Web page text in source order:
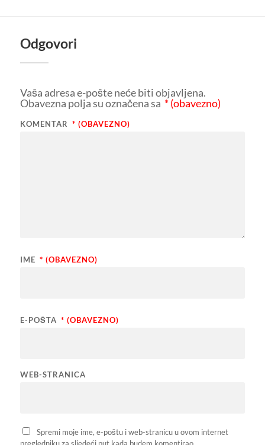
Odgovori
Vaša adresa e-pošte neće biti objavljena.
Obavezna polja su označena sa * (obavezno)
KOMENTAR * (OBAVEZNO)
IME * (OBAVEZNO)
E-POŠTA * (OBAVEZNO)
WEB-STRANICA
Spremi moje ime, e-poštu i web-stranicu u ovom internet